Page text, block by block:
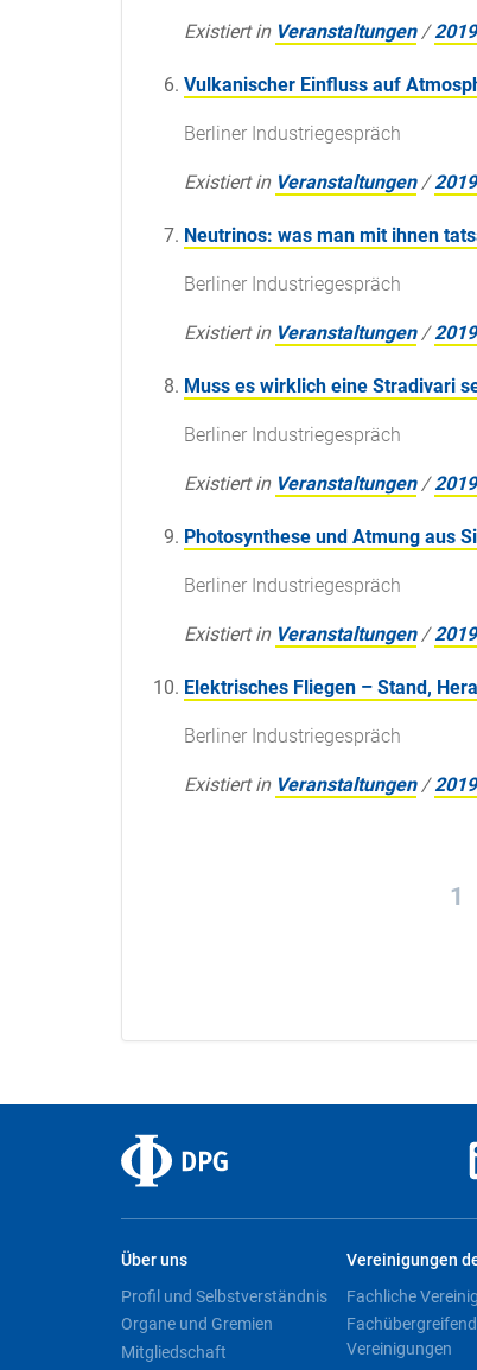
Existiert in Veranstaltungen /2019
Vulkanischer Einfluss auf
Berliner Industriegespräch
Existiert in Veranstaltungen /2019
Neutrinos: was man mit ihnen
Berliner Industriegespräch
Existiert in Veranstaltungen /2019
Muss es wirklich eine Stradivari
Berliner Industriegespräch
Existiert in Veranstaltungen /2019
Photosynthese und Atmung aus
Berliner Industriegespräch
Existiert in Veranstaltungen /2019
Elektrisches Fliegen – Stand,
Berliner Industriegespräch
Existiert in Veranstaltungen /2019
1
Über uns
Profil und Selbstverständnis
Organe und Gremien
Mitgliedschaft
Vereinigungen
Fachliche
Vereinigungen